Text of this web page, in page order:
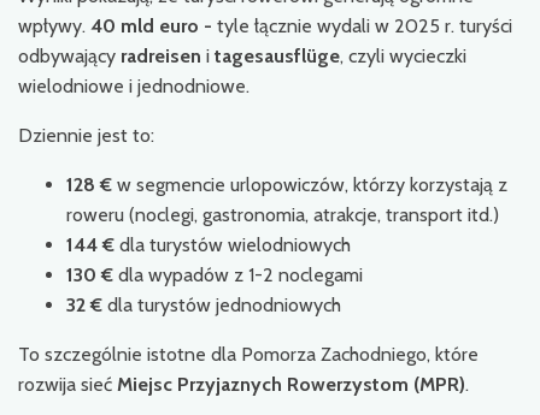
wpływy. 40 mld euro - tyle łącznie wydali w 2025 r. turyści
odbywający radreisen i tagesausflüge, czyli wycieczki
wielodniowe i jednodniowe.
Dziennie jest to:
128 € w segmencie urlopowiczów, którzy korzystają z
roweru (noclegi, gastronomia, atrakcje, transport itd.)
144 € dla turystów wielodniowych
130 € dla wypadów z 1-2 noclegami
32 € dla turystów jednodniowych
To szczególnie istotne dla Pomorza Zachodniego, które
rozwija sieć Miejsc Przyjaznych Rowerzystom (MPR).